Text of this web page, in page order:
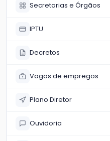
Secretarias e Órgãos
IPTU
Decretos
Vagas de empregos
Plano Diretor
Ouvidoria